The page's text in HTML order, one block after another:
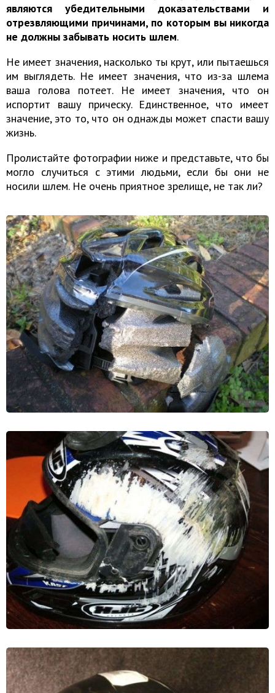
являются убедительными доказательствами и
отрезвляющими причинами, по которым вы никогда
не должны забывать носить шлем.
Не имеет значения, насколько ты крут, или пытаешься
им выглядеть. Не имеет значения, что из-за шлема
ваша голова потеет. Не имеет значения, что он
испортит вашу прическу. Единственное, что имеет
значение, это то, что он однажды может спасти вашу
жизнь.
Пролистайте фотографии ниже и представьте, что бы
могло случиться с этими людьми, если бы они не
носили шлем. Не очень приятное зрелище, не так ли?